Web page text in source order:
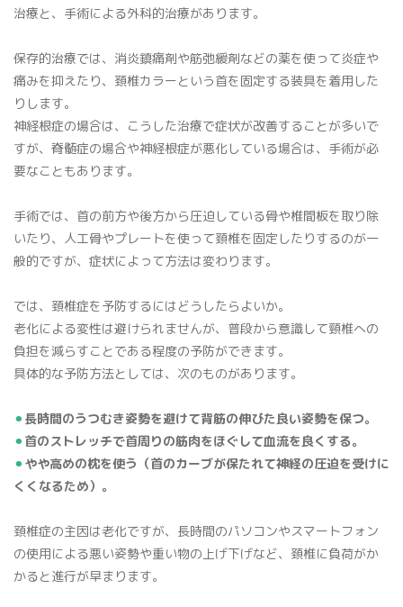
治療と、手術による外科的治療があります。
保存的治療では、消炎鎮痛剤や筋弛緩剤などの薬を使って炎症や
痛みを抑えたり、頚椎カラーという首を固定する装具を着用した
りします。
神経根症の場合は、こうした治療で症状が改善することが多いで
すが、脊髄症の場合や神経根症が悪化している場合は、手術が必
要なこともあります。
手術では、首の前方や後方から圧迫している骨や椎間板を取り除
いたり、人工骨やプレートを使って頚椎を固定したりするのが一
般的ですが、症状によって方法は変わります。
では、頚椎症を予防するにはどうしたらよいか。
老化による変性は避けられませんが、普段から意識して頸椎への
負担を減らすことである程度の予防ができます。
具体的な予防方法としては、次のものがあります。
⚫︎ 長時間のうつむき姿勢を避けて背筋の伸びた良い姿勢を保つ。
⚫︎ 首のストレッチで首周りの筋肉をほぐして血流を良くする。
⚫︎ やや高めの枕を使う（首のカーブが保たれて神経の圧迫を受けに
くくなるため）。
頚椎症の主因は老化ですが、長時間のパソコンやスマートフォン
の使用による悪い姿勢や重い物の上げ下げなど、頚椎に負荷がか
かると進行が早まります。